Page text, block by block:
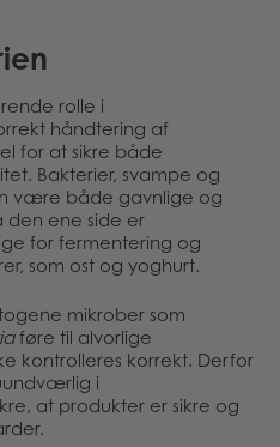
rolle i
håndtering af
for at sikre både
Bakterier, svampe og
være både gavnlige og
den ene side er
for fermentering og
som ost og yoghurt.
mikrober som
føre til alvorlige
kontrolleres korrekt. Derfor
i
at produkter er sikre og